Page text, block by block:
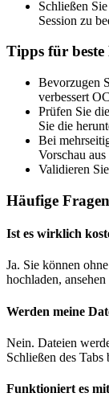
Schließen
Session zu
Tipps für beste
Bevorzugen
verbessert
Prüfen Sie
Sie die
Bei
Vorschau aus
Validieren
Häufige Fragen
Ist es wirklich
Ja. Sie können
hochladen,
Werden meine
Nein. Dateien
Schließen des Tabs
Funktioniert es